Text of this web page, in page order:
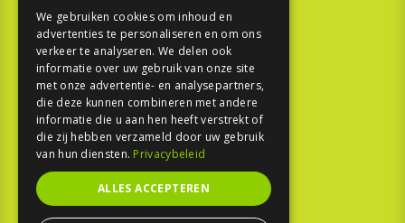
TESTEN
SPORT
REPORTAGE
TOUREN
NIEUWSBRIEF
We gebruiken cookies om inhoud en
advertenties te personaliseren en om ons
verkeer te analyseren. We delen ook
informatie over uw gebruik van onze site
met onze advertentie- en analysepartners,
die deze kunnen combineren met andere
informatie die u aan hen heeft verstrekt of
die zij hebben verzameld door uw gebruik
van hun diensten. Privacybeleid
ALLES ACCEPTEREN